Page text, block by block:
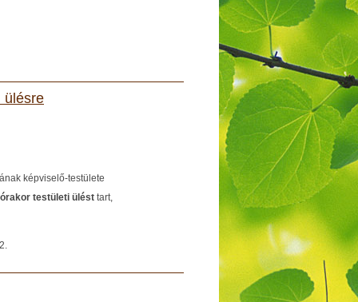
ülésre
képviselő-testülete
testületi ülést tart,